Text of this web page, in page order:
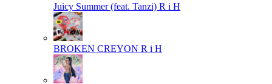
Juicy Summer (feat. Tanzi) R i H
BROKEN CREYON R i H